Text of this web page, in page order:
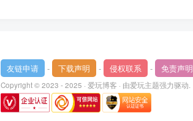
友链申请 - 下载声明 - 侵权联系 - 免责声明
Copyright © 2023 - 2025 · 爱玩博客 · 由爱玩主题强力驱动.